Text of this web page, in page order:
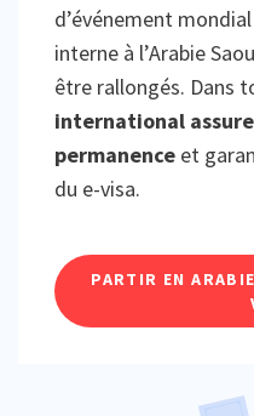
d’événement
interne à l’Arabie
être rallongés. Dans
international
permanence et
du e-visa.
PARTIR EN